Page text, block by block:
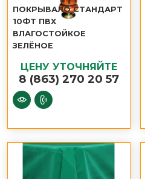
ПОКРЫВАЛО СТАНДАРТ
10ФТ ПВХ
ВЛАГОСТОЙКОЕ
ЗЕЛЁНОЕ
ЦЕНУ УТОЧНЯЙТЕ
8 (863) 270 20 57